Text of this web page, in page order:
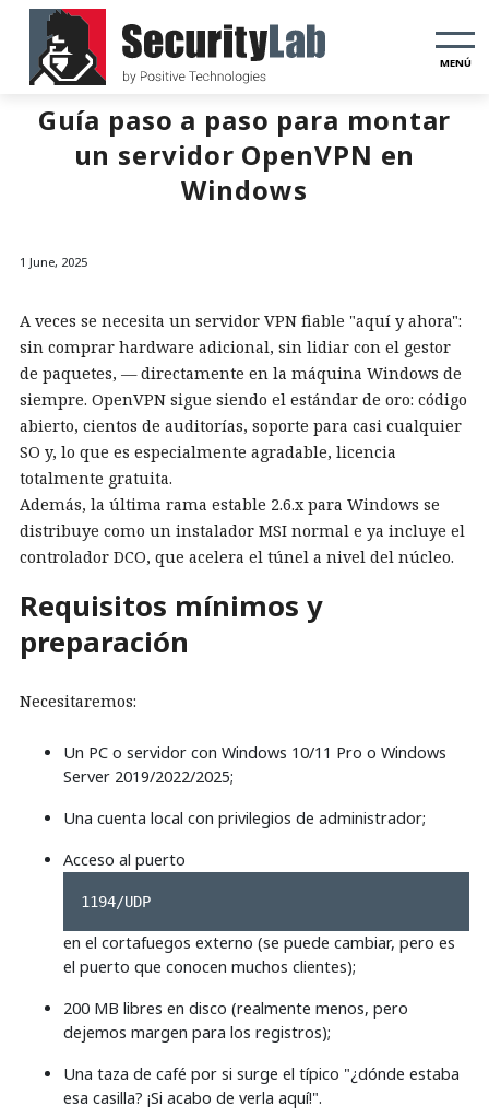
MENÚ
Guía paso a paso para montar
un servidor OpenVPN en
Windows
1 June, 2025
A veces se necesita un servidor VPN fiable "aquí y ahora":
sin comprar hardware adicional, sin lidiar con el gestor
de paquetes, — directamente en la máquina Windows de
siempre. OpenVPN sigue siendo el estándar de oro: código
abierto, cientos de auditorías, soporte para casi cualquier
SO y, lo que es especialmente agradable, licencia
totalmente gratuita.
Además, la última rama estable 2.6.x para Windows se
distribuye como un instalador MSI normal e ya incluye el
controlador DCO, que acelera el túnel a nivel del núcleo.
Requisitos mínimos y
preparación
Necesitaremos:
Un PC o servidor con Windows 10/11 Pro o Windows
Server 2019/2022/2025;
Una cuenta local con privilegios de administrador;
Acceso al puerto
1194/UDP
en el cortafuegos externo (se puede cambiar, pero es
el puerto que conocen muchos clientes);
200 MB libres en disco (realmente menos, pero
dejemos margen para los registros);
Una taza de café por si surge el típico "¿dónde estaba
esa casilla? ¡Si acabo de verla aquí!".